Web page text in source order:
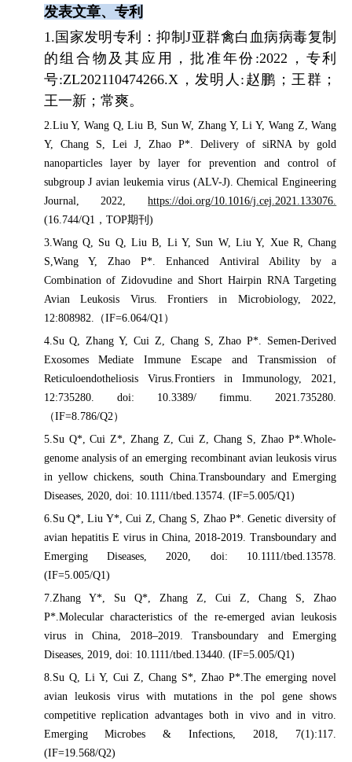
发表文章、专利
1. 国家发明专利：抑制J亚群禽白血病病毒复制
的组合物及其应用，批准年份 :2022 ，专利
号:ZL202110474266.X ，发明人 : 赵鹏；王群；
王一新；常爽。
2.Liu Y, Wang Q, Liu B, Sun W, Zhang Y, Li Y, Wang Z, Wang
Y, Chang S, Lei J, Zhao P*. Delivery of siRNA by gold
nanoparticles layer by layer for prevention and control of
subgroup J avian leukemia virus (ALV-J). Chemical Engineering
Journal, 2022,https://doi.org/10.1016/j.cej.2021.133076.
(16.744/Q1 ， TOP期刊 )
3.Wang Q, Su Q, Liu B, Li Y, Sun W, Liu Y, Xue R, Chang
S,Wang Y, Zhao P*. Enhanced Antiviral Ability by a
Combination of Zidovudine and Short Hairpin RNA Targeting
Avian Leukosis Virus. Frontiers in Microbiology, 2022,
12:808982. （IF=6.064/Q1 ）
4.Su Q, Zhang Y, Cui Z, Chang S, Zhao P*. Semen-Derived
Exosomes Mediate Immune Escape and Transmission of
Reticuloendotheliosis Virus.Frontiers in Immunology, 2021,
12:735280. doi: 10.3389/ fimmu. 2021.735280.
（IF=8.786/Q2）
5.Su Q*, Cui Z*, Zhang Z, Cui Z, Chang S, Zhao P*.Whole-
genome analysis of an emerging recombinant avian leukosis virus
in yellow chickens, south China.Transboundary and Emerging
Diseases, 2020, doi: 10.1111/tbed.13574. (IF=5.005/Q1)
6.Su Q*, Liu Y*, Cui Z, Chang S, Zhao P*. Genetic diversity of
avian hepatitis E virus in China, 2018-2019. Transboundary and
Emerging Diseases, 2020, doi: 10.1111/tbed.13578.
(IF=5.005/Q1)
7.Zhang Y*, Su Q*, Zhang Z, Cui Z, Chang S, Zhao
P*.Molecular characteristics of the re-emerged avian leukosis
virus in China, 2018–2019. Transboundary and Emerging
Diseases, 2019, doi: 10.1111/tbed.13440. (IF=5.005/Q1)
8.Su Q, Li Y, Cui Z, Chang S*, Zhao P*.The emerging novel
avian leukosis virus with mutations in the pol gene shows
competitive replication advantages both in vivo and in vitro.
Emerging Microbes & Infections, 2018, 7(1):117.
(IF=19.568/Q2)